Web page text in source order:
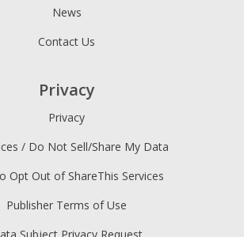
News
Contact Us
Privacy
Privacy
/ Do Not Sell/Share My Data
Opt Out of ShareThis Services
Publisher Terms of Use